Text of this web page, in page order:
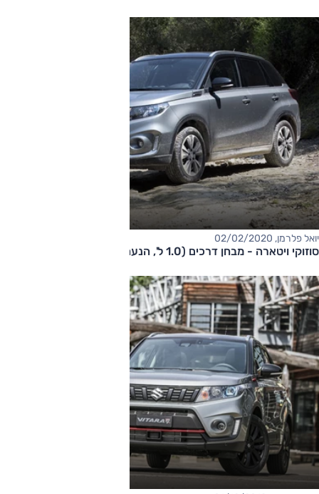
יואל פלרמן, 02/02/2020
סוזוקי ויטארה - מבחן דרכים (1.0 ל', הנעה כפולה)